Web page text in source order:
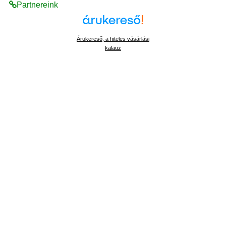
Partnereink
Árukereső, a hiteles vásárlási
kalauz